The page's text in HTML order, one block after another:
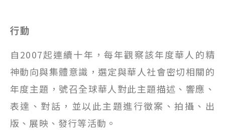
行動
自2007起連續十年，每年觀察該年度華人的精
神動向與集體意識，選定與華人社會密切相關的
年度主題，號召全球華人對此主題描述、響應、
表達、對話，並以此主題進行徵案、拍攝、出
版、展映、發行等活動。